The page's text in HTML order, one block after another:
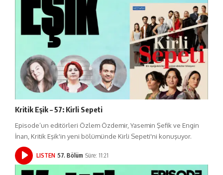
Kritik Eşik – 57: Kirli Sepeti
Episode’un editörleri Özlem Özdemir, Yasemin Şefik ve Engin
İnan, Kritik Eşik'in yeni bölümünde Kirli Sepeti'ni konuşuyor.
LISTEN 57. Bölüm Süre: 11:21